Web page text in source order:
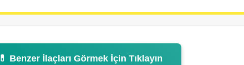
💊 Benzer İlaçları Görmek İçin Tıklayın